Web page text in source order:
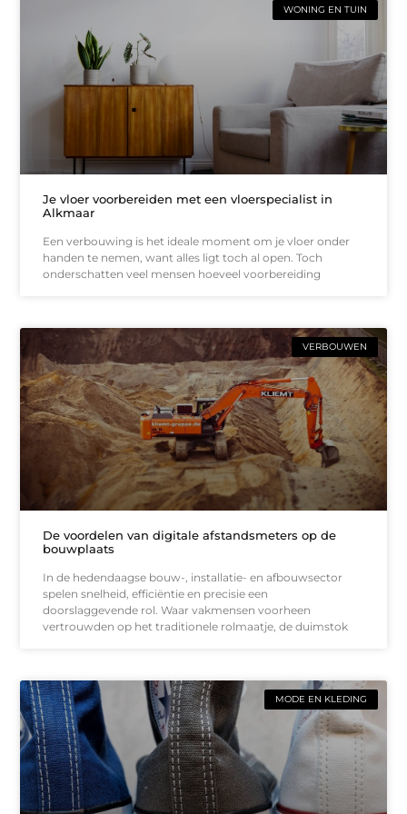
WONING EN TUIN
Je vloer voorbereiden met een vloerspecialist in
Alkmaar
Een verbouwing is het ideale moment om je vloer onder
handen te nemen, want alles ligt toch al open. Toch
onderschatten veel mensen hoeveel voorbereiding
VERBOUWEN
De voordelen van digitale afstandsmeters op de
bouwplaats
In de hedendaagse bouw-, installatie- en afbouwsector
spelen snelheid, efficiëntie en precisie een
doorslaggevende rol. Waar vakmensen voorheen
vertrouwden op het traditionele rolmaatje, de duimstok
MODE EN KLEDING